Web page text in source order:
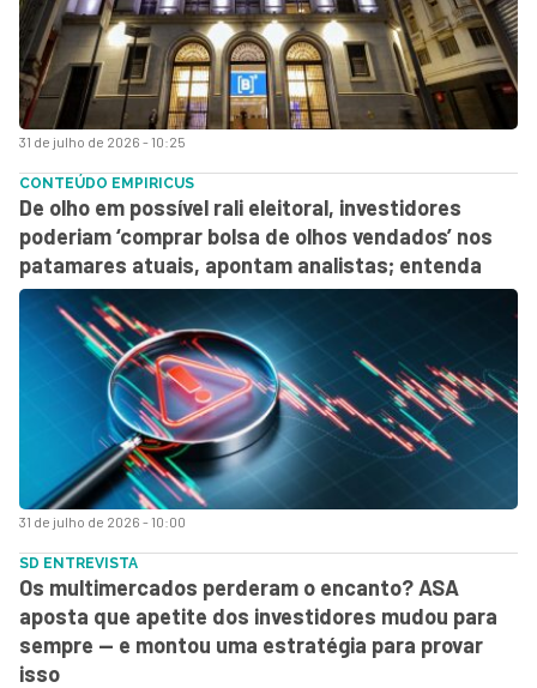
31 de julho de 2026 - 10:25
31 de julho de 2026 - 10:00
CONTEÚDO EMPIRICUS
De olho em possível rali eleitoral, investidores
poderiam ‘comprar bolsa de olhos vendados’ nos
patamares atuais, apontam analistas; entenda
SD ENTREVISTA
Os multimercados perderam o encanto? ASA
aposta que apetite dos investidores mudou para
sempre — e montou uma estratégia para provar
isso